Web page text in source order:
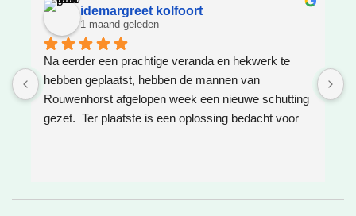
idemargreet kolfoort
1 maand geleden
Na eerder een prachtige veranda en hekwerk te
hebben geplaatst, hebben de mannen van
Rouwenhorst afgelopen week een nieuwe schutting
gezet.  Ter plaatste is een oplossing bedacht voor